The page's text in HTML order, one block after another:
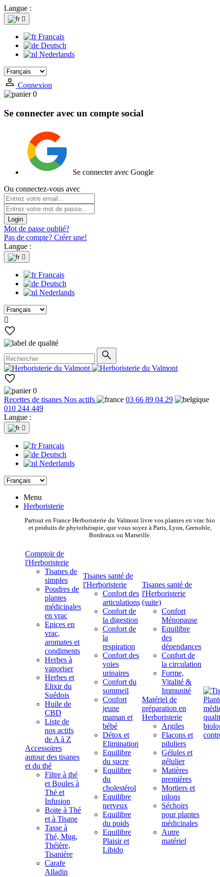
Langue :

Français
Deutsch
Nederlands
Connexion
0
Se connecter avec un compte social
Se connecter avec Google
Ou connectez-vous avec
Login
Mot de passe oublié?
Pas de compte? Créer une!
Langue :

Français
Deutsch
Nederlands

0
Recettes de tisanes Nos actifs
03 66 89 04 29
010 244 449
Langue :

Français
Deutsch
Nederlands
Menu
Herboristerie
Partout en France Herboristerie du Valmont livre vos plantes en vrac bio
et produits de phytothérapie, que vous soyez à Paris, Lyon, Grenoble,
Bordeaux ou Marseille.
Comptoir de
l'Herboristerie
Tisanes de
simples
Poudres de
plantes
médicinales
en vrac
Epices en
vrac,
aromates et
condiments
Herbes à
vaporiser
Herbes et
Elixir du
Suédois
Huile de
CBD
Liste de
nos actifs
de A à Z
Accessoires
autour des tisanes
et du thé
Filtre à thé
et Boules à
Thé et
Infusion
Boite à Thé
et à Tisane
Tasse à
Thé, Mug,
Théière,
Tisanière
Carafe
Alladin
Tisanes santé de
l'Herboristerie
Confort des
articulations
Confort de
la digestion
Confort de
la
respiration
Confort des
voies
urinaires
Confort du
sommeil
Confort
jeune
maman et
bébé
Détox et
Elimination
Equilibre
du sucre
Equilibre
du
cholestérol
Equilibre
nerveux
Equilibre
du poids
Equilibre
Plaisir et
Libido
Tisanes santé de
l'Herboristerie
(suite)
Confort
Ménopause
Equilibre
des
dépendances
Confort de
la circulation
Forme,
Vitalité &
Immunité
Matériel de
préparation en
Herboristerie
Argiles
Flacons et
piluliers
Gélules et
gélulier
Matières
premières
Mortiers et
pilons
Séchoirs
pour plantes
médicinales
Autre
matériel